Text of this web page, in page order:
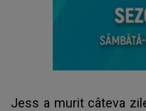
Jess a murit câteva